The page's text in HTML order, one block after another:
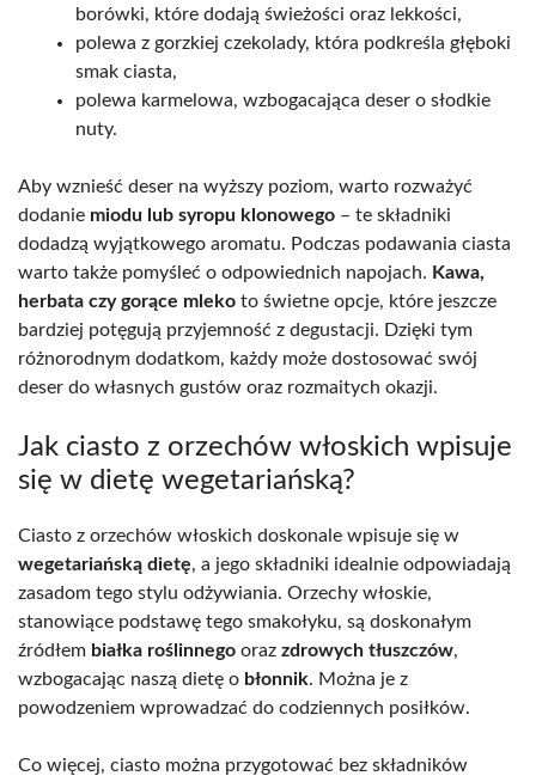
borówki, które dodają świeżości oraz lekkości,
polewa z gorzkiej czekolady, która podkreśla głęboki
smak ciasta,
polewa karmelowa, wzbogacająca deser o słodkie
nuty.
Aby wznieść deser na wyższy poziom, warto rozważyć
dodanie miodu lub syropu klonowego – te składniki
dodadzą wyjątkowego aromatu. Podczas podawania ciasta
warto także pomyśleć o odpowiednich napojach. Kawa,
herbata czy gorące mleko to świetne opcje, które jeszcze
bardziej potęgują przyjemność z degustacji. Dzięki tym
różnorodnym dodatkom, każdy może dostosować swój
deser do własnych gustów oraz rozmaitych okazji.
Jak ciasto z orzechów włoskich wpisuje
się w dietę wegetariańską?
Ciasto z orzechów włoskich doskonale wpisuje się w
wegetariańską dietę, a jego składniki idealnie odpowiadają
zasadom tego stylu odżywiania. Orzechy włoskie,
stanowiące podstawę tego smakołyku, są doskonałym
źródłem białka roślinnego oraz zdrowych tłuszczów,
wzbogacając naszą dietę o błonnik. Można je z
powodzeniem wprowadzać do codziennych posiłków.
Co więcej, ciasto można przygotować bez składników